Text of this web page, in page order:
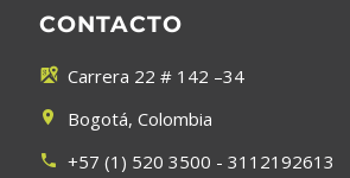
CONTACTO

 Carrera 22 # 142 –34

 Bogotá, Colombia

 +57 (1) 520 3500 - 3112192613